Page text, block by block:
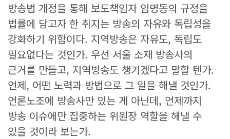
방송법 개정을 통해 보도책임자 임명동의 규정을
법률에 담고자 한 취지는 방송의 자유와 독립성을
강화하기 위함이다. 지역방송은 자유도, 독립도
필요없다는 것인가. 우선 서울 소재 방송사의
근거를 만들고, 지역방송도 챙기겠다고 말할 텐가.
언제, 어떤 노력과 방법으로 그 일을 해낼 것인가.
언론노조에 방송사만 있는 게 아닌데, 언제까지
방송 이슈에만 집중하는 위원장 역할을 해낼 수
있을 것이라 보는가.